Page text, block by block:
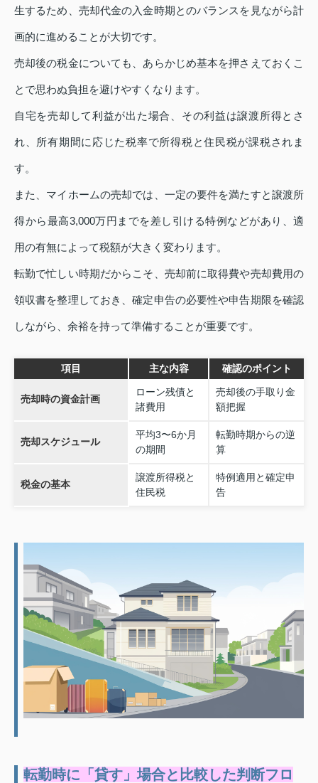
生するため、売却代金の入金時期とのバランスを見ながら計
画的に進めることが大切です。
売却後の税金についても、あらかじめ基本を押さえておくこ
とで思わぬ負担を避けやすくなります。
自宅を売却して利益が出た場合、その利益は譲渡所得とさ
れ、所有期間に応じた税率で所得税と住民税が課税されま
す。
また、マイホームの売却では、一定の要件を満たすと譲渡所
得から最高3,000万円までを差し引ける特例などがあり、適
用の有無によって税額が大きく変わります。
転勤で忙しい時期だからこそ、売却前に取得費や売却費用の
領収書を整理しておき、確定申告の必要性や申告期限を確認
しながら、余裕を持って準備することが重要です。
項目 主な内容 確認のポイント
売却時の資金計画
ローン残債と
諸費用
売却後の手取り金
額把握
売却スケジュール
平均3〜6か月
の期間
転勤時期からの逆
算
税金の基本
譲渡所得税と
住民税
特例適用と確定申
告
転勤時に「貸す」場合と比較した判断フロ